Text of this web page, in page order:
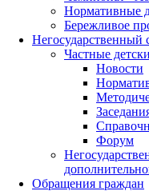
Нормативные
Бережливое
Негосударственный
Частные
Новости
Форум
Обращения граждан